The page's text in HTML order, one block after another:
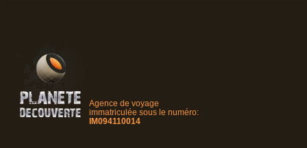
Agence de voyage
immatriculée sous le numéro:
IM094110014